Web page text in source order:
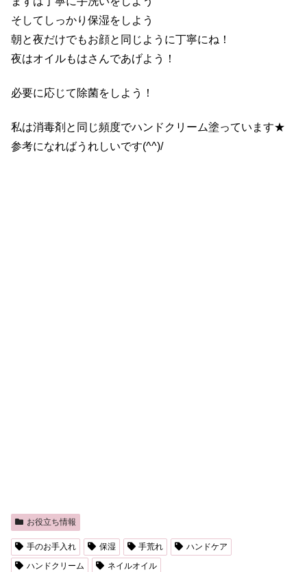
そしてしっかり保湿をしよう
朝と夜だけでもお顔と同じように丁寧にね！
夜はオイルもはさんであげよう！
必要に応じて除菌をしよう！
私は消毒剤と同じ頻度でハンドクリーム塗っています★
参考になればうれしいです(^^)/
お役立ち情報
手のお手入れ 保湿 手荒れ
ハンドケア
ハンドクリーム
ネイルオイル